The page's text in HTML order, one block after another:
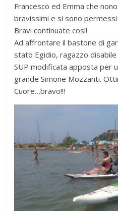
Francesco ed Emma che
bravissimi e si sono permessi
Bravi continuate così!
Ad affrontare il bastone di
stato Egidio, ragazzo
SUP modificata apposta per
grande Simone Mozzanti.
Cuore…bravo!!!